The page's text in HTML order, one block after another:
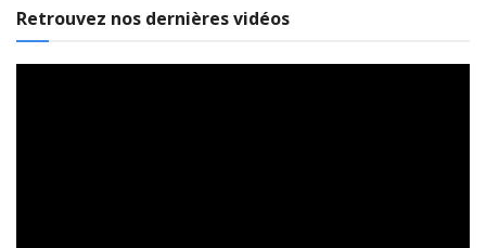
Retrouvez nos dernières vidéos